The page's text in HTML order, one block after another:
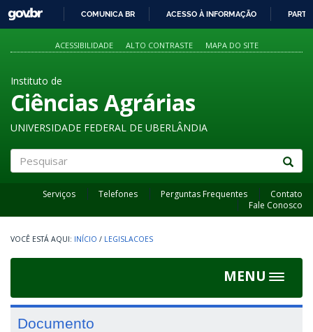
PARA
O
GOVBR
COMUNICA BR ACESSO À INFORMAÇÃO
ACESSIBILIDADE ALTO CONTRASTE MAPA DO SITE
Instituto de
Ciências Agrárias
UNIVERSIDADE FEDERAL DE UBERLÂNDIA
Serviços Telefones Perguntas Frequentes
Contato
Fale Conosco
INÍCIO / LEGISLACOES
MENU
Toggle
Documento